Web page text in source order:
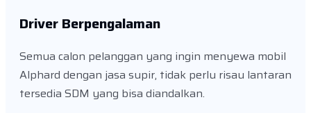
Driver Berpengalaman
Semua calon pelanggan yang ingin menyewa mobil
Alphard dengan jasa supir, tidak perlu risau lantaran
tersedia SDM yang bisa diandalkan.